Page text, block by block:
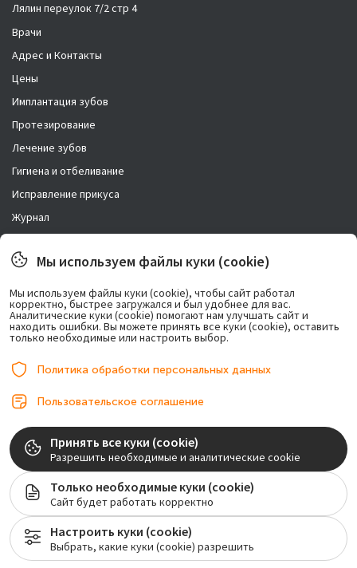
Врачи
Адрес и Контакты
Цены
Имплантация зубов
Протезирование
Лечение зубов
Гигиена и отбеливание
Исправление прикуса
Журнал
Правовая информация
Возможно лечение в рассрочку.
Лялин переулок 7/2 стр 4
© 2017-2026, ООО «Центр имплантации». Любое использование либо
копирование материалов или подборки материалов сайта, элементов
дизайна и оформления допускается лишь с разрешения правообладателя и
только со ссылкой на источник: implantolog-fedorov.ru
Лицензия на осуществление медицинской деятельности №ЛО-77-01-020128
Мы собираем обезличенные метаданные (файлы cookie) для нормального
функционирования сайт.
Мы используем файлы куки (cookie)
Мы используем файлы куки (cookie), чтобы сайт работал
корректно, быстрее загружался и был удобнее для вас.
Аналитические куки (cookie) помогают нам улучшать сайт и
находить ошибки. Вы можете принять все куки (cookie), оставить
только необходимые или настроить выбор.
Политика обработки персональных данных
Пользовательское соглашение
Принять все куки (cookie)
Разрешить необходимые и аналитические cookie
Только необходимые куки (cookie)
Сайт будет работать корректно
Настроить куки (cookie)
Выбрать, какие куки (cookie) разрешить